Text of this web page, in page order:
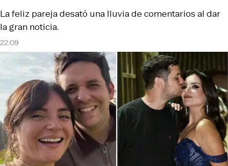
22:09
La feliz pareja desató una lluvia de comentarios al dar
la gran noticia.